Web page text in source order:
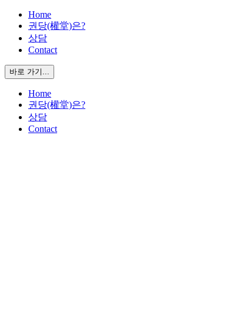
건
너
Home
권당(權堂)은?
상담
Contact
바로 가기...
Home
권당(權堂)은?
상담
Contact